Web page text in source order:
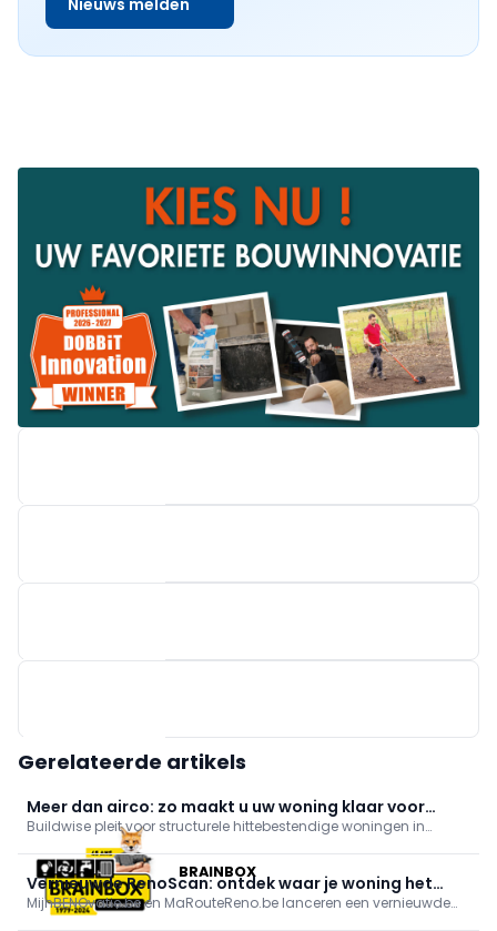
BRAINBOX
Gerelateerde artikels
Meer dan airco: zo maakt u uw woning klaar voor
hittegolven
Buildwise pleit voor structurele hittebestendige woningen in
plaats van enkel airco. Buitenzonwering, schaduw, aangepaste
beglazing, goede dakisolatie en nachtventilatie beperken
oververhitting. Houd overdag ramen dicht, ventileer ’s nachts.
Investeren nu verhoogt comfort en verlaagt koelbehoefte.
Vernieuwde RenoScan: ontdek waar je woning het
meest energie bespaart
MijnBENOvatie.be en MaRouteReno.be lanceren een vernieuwde
(Mon)RenoScan: een gratis, gebruiksvriendelijke online test die